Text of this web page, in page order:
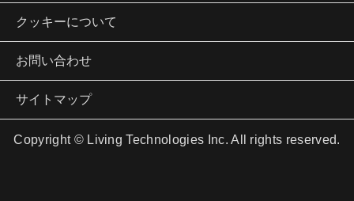
クッキーについて
お問い合わせ
サイトマップ
Copyright © Living Technologies Inc. All rights reserved.